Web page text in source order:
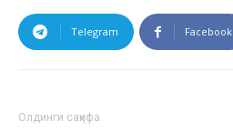
Telegram Facebook
Олдинги саҳифа